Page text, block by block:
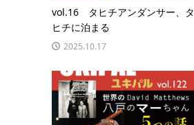
vol.16 タヒチアンダンサー、タ
ヒチに泊まる
2025.10.17